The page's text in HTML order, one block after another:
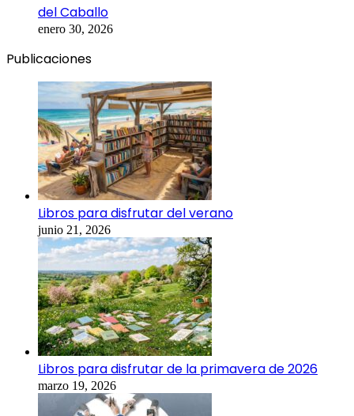
del Caballo
enero 30, 2026
Publicaciones
Libros para disfrutar del verano
junio 21, 2026
Libros para disfrutar de la primavera de 2026
marzo 19, 2026